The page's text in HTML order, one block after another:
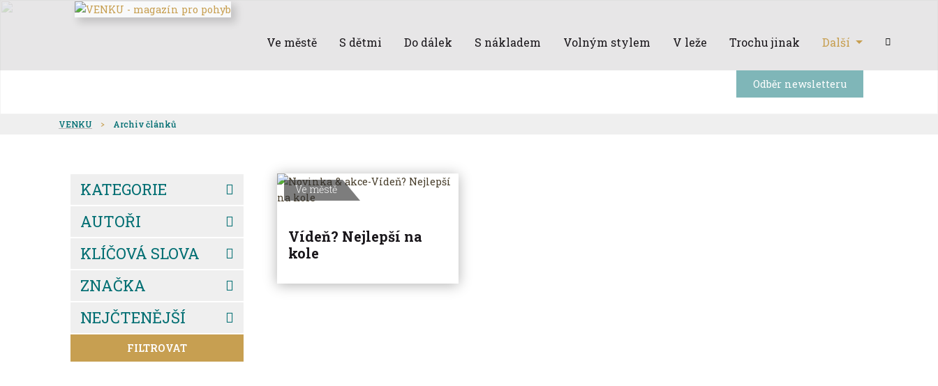
Ve městě S dětmi Do dálek S nákladem Volným stylem V leže Trochu jinak Další
Odběr newsletteru
VENKU Archiv článků
KATEGORIE
AUTOŘI
KLÍČOVÁ SLOVA
ZNAČKA
NEJČTENĚJŠÍ
FILTROVAT
Ve městě
Vídeň? Nejlepší na
kole